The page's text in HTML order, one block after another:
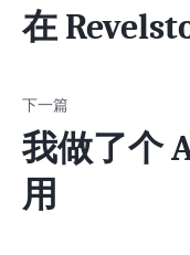
在
我做了个
用